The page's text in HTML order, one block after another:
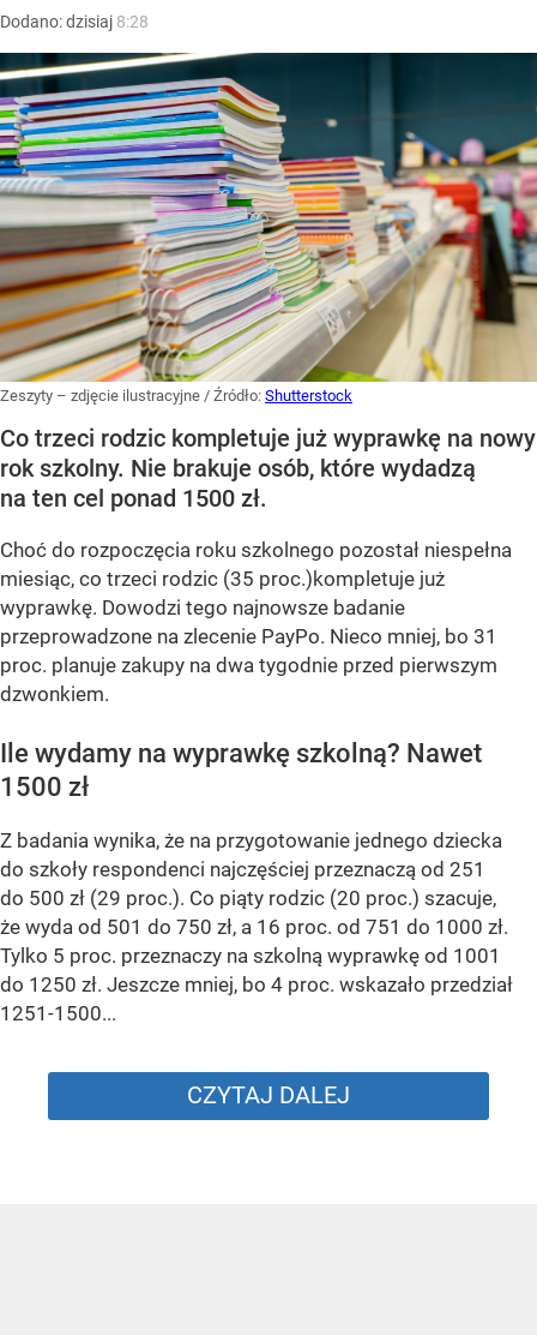
Dodano:dzisiaj 8:28
Zeszyty – zdjęcie ilustracyjne / Źródło: Shutterstock
Co trzeci rodzic kompletuje już wyprawkę na nowy
rok szkolny. Nie brakuje osób, które wydadzą
na ten cel ponad 1500 zł.
Choć do rozpoczęcia roku szkolnego pozostał niespełna
miesiąc, co trzeci rodzic (35 proc.)kompletuje już
wyprawkę. Dowodzi tego najnowsze badanie
przeprowadzone na zlecenie PayPo. Nieco mniej, bo 31
proc. planuje zakupy na dwa tygodnie przed pierwszym
dzwonkiem.
Ile wydamy na wyprawkę szkolną? Nawet
1500 zł
Z badania wynika, że na przygotowanie jednego dziecka
do szkoły respondenci najczęściej przeznaczą od 251
do 500 zł (29 proc.). Co piąty rodzic (20 proc.) szacuje,
że wyda od 501 do 750 zł, a 16 proc. od 751 do 1000 zł.
Tylko 5 proc. przeznaczy na szkolną wyprawkę od 1001
do 1250 zł. Jeszcze mniej, bo 4 proc. wskazało przedział
1251-1500...
CZYTAJ DALEJ